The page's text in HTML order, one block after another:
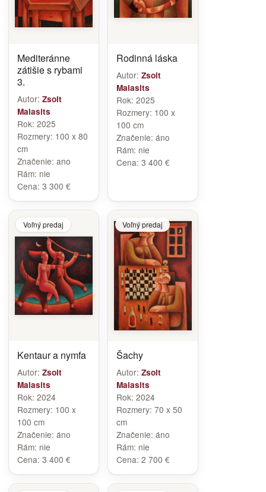
Mediteránne
zátišie s rybami
3.
Autor: Zsolt
Malasits
Rok: 2025
Rozmery: 100 x 80
cm
Značenie: ano
Rám: nie
Cena: 3 300 €
Rodinná láska
Autor: Zsolt
Malasits
Rok: 2025
Rozmery: 100 x
100 cm
Značenie: áno
Rám: nie
Cena: 3 400 €
Voľný predaj
Kentaur a nymfa
Autor: Zsolt
Malasits
Rok: 2024
Rozmery: 100 x
100 cm
Značenie: áno
Rám: nie
Cena: 3 400 €
Voľný predaj
Šachy
Autor: Zsolt
Malasits
Rok: 2024
Rozmery: 70 x 50
cm
Značenie: áno
Rám: nie
Cena: 2 700 €